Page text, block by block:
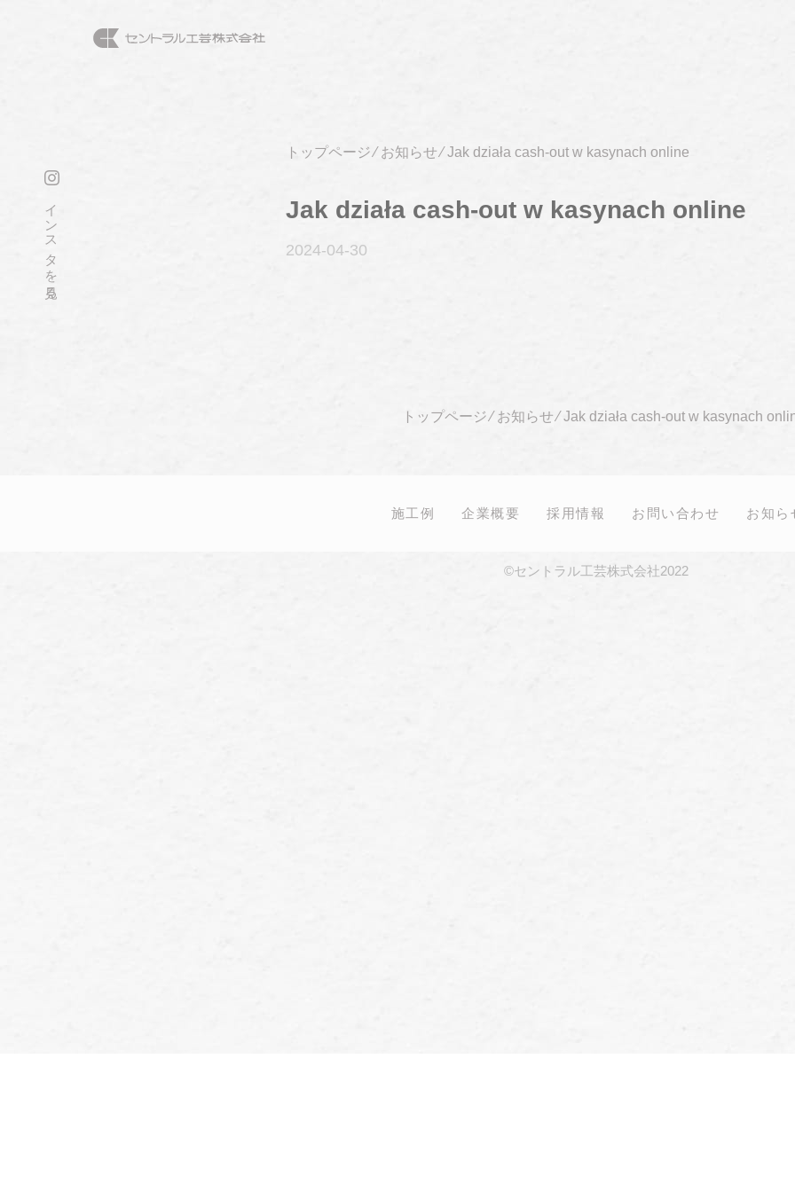
インスタを見る
トップページ⁄ お知らせ⁄Jak działa cash-out w kasynach online
Jak działa cash-out w kasynach online
2024-04-30
トップページ⁄ お知らせ⁄Jak działa cash-out w kasynach
施工例 企業概要 採用情報 お問い合わせ お知ら
©セントラル工芸株式会社2022